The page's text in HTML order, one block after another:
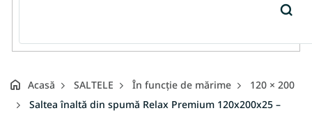
Acasă SALTELE În funcție de mărime
120 × 200
Saltea înaltă din spumă Relax Premium 120x200x25 –